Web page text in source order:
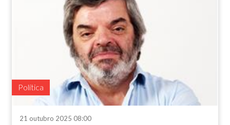
Política
21 outubro 2025 08:00